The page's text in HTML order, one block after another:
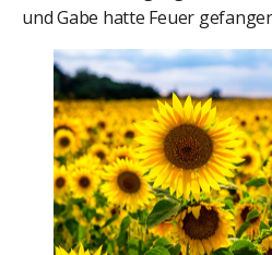
und Gabe hatte Feuer